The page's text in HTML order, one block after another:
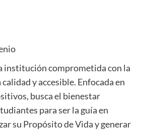
institución comprometida con la
y accesible. Enfocada en
busca el bienestar
para ser la guía en
su Propósito de Vida y generar